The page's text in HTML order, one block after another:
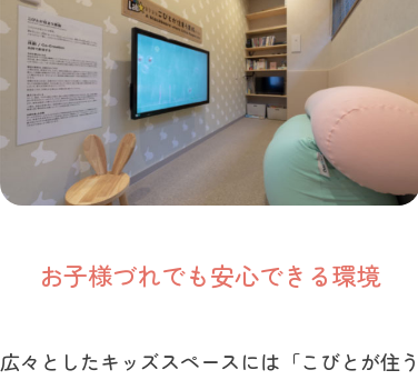
お子様づれでも安心できる環境
広々としたキッズスペースには「こびとが住う